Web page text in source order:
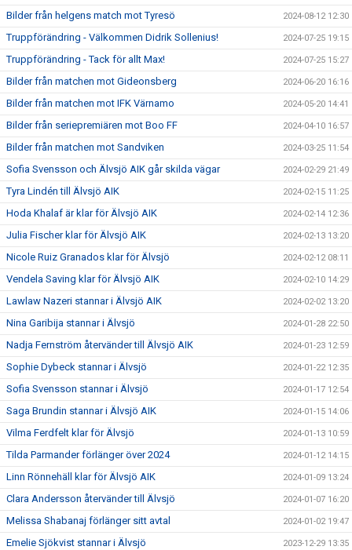
Bilder från helgens match mot Tyresö 2024-08-12 12:30
Truppförändring - Välkommen Didrik Sollenius! 2024-07-25 19:15
Truppförändring - Tack för allt Max! 2024-07-25 15:27
Bilder från matchen mot Gideonsberg 2024-06-20 16:16
Bilder från matchen mot IFK Värnamo 2024-05-20 14:41
Bilder från seriepremiären mot Boo FF 2024-04-10 16:57
Bilder från matchen mot Sandviken 2024-03-25 11:54
Sofia Svensson och Älvsjö AIK går skilda vägar 2024-02-29 21:49
Tyra Lindén till Älvsjö AIK 2024-02-15 11:25
Hoda Khalaf är klar för Älvsjö AIK 2024-02-14 12:36
Julia Fischer klar för Älvsjö AIK 2024-02-13 13:20
Nicole Ruiz Granados klar för Älvsjö 2024-02-12 08:11
Vendela Saving klar för Älvsjö AIK 2024-02-10 14:29
Lawlaw Nazeri stannar i Älvsjö AIK 2024-02-02 13:20
Nina Garibija stannar i Älvsjö 2024-01-28 22:50
Nadja Fernström återvänder till Älvsjö AIK 2024-01-23 12:59
Sophie Dybeck stannar i Älvsjö 2024-01-22 12:35
Sofia Svensson stannar i Älvsjö 2024-01-17 12:54
Saga Brundin stannar i Älvsjö AIK 2024-01-15 14:06
Vilma Ferdfelt klar för Älvsjö 2024-01-13 10:59
Tilda Parmander förlänger över 2024 2024-01-12 14:15
Linn Rönnehäll klar för Älvsjö AIK 2024-01-09 13:24
Clara Andersson återvänder till Älvsjö 2024-01-07 16:20
Melissa Shabanaj förlänger sitt avtal 2024-01-02 19:47
Emelie Sjökvist stannar i Älvsjö 2023-12-29 13:35